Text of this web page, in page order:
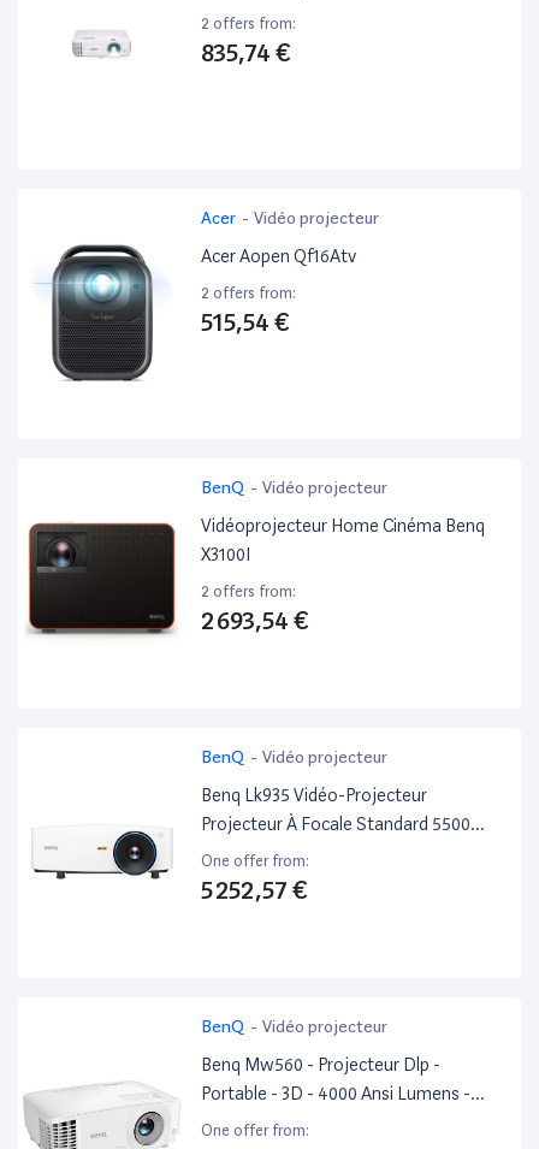
2 offers from:
835,74 €
Acer - Vidéo projecteur
Acer Aopen Qf16Atv
2 offers from:
515,54 €
BenQ - Vidéo projecteur
Vidéoprojecteur Home Cinéma Benq
X3100I
2 offers from:
2 693,54 €
BenQ - Vidéo projecteur
Benq Lk935 Vidéo-Projecteur
Projecteur À Focale Standard 5500
Ansi Lumens Dlp UHD 4K (3840X2160)
Compatibilité 3D Blanc
One offer from:
5 252,57 €
BenQ - Vidéo projecteur
Benq Mw560 - Projecteur Dlp -
Portable - 3D - 4000 Ansi Lumens -
Wxga (1280 X 800) - 16:10 - 720P
One offer from: